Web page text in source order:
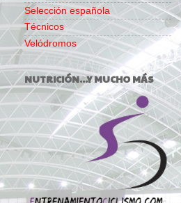
Selección española
Técnicos
Velódromos
NUTRICIÓN...Y MUCHO MÁS